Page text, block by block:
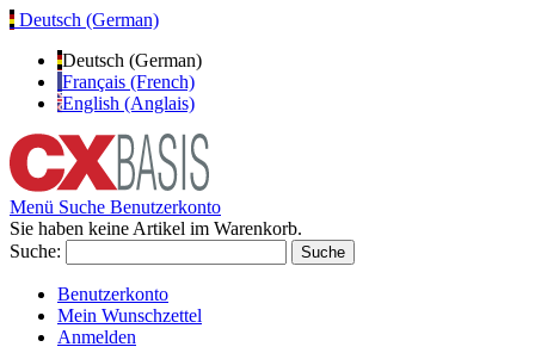
Deutsch (German)
Deutsch (German)
Français (French)
English (Anglais)
Menü Suche Benutzerkonto
Sie haben keine Artikel im Warenkorb.
Suche:
Suche
Benutzerkonto
Mein Wunschzettel
Anmelden